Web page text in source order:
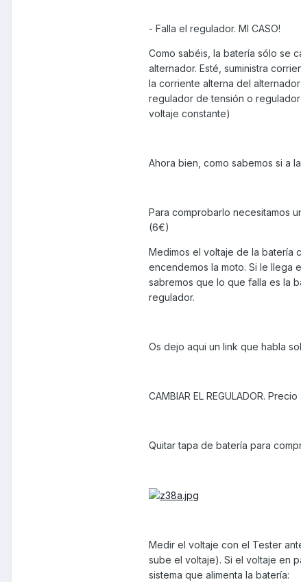
- Falla el regulador. MI CASO!
Como sabéis, la batería sólo se
alternador. Esté, suministra
la corriente alterna del
regulador de tensión o
voltaje constante)
Ahora bien, como sabemos si a
Para comprobarlo necesitamos
(6€)
Medimos el voltaje de la batería
encendemos la moto. Si le llega
sabremos que lo que falla es la
regulador.
Os dejo aqui un link que habla
CAMBIAR EL REGULADOR.
Quitar tapa de batería para
Medir el voltaje con el Tester
sube el voltaje). Si el voltaje en
sistema que alimenta la batería: